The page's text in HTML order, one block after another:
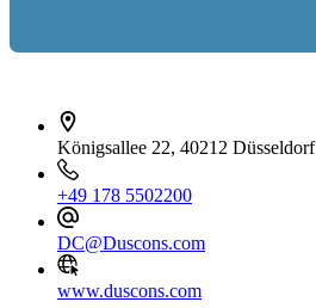
Königsallee 22, 40212 Düsseldorf
+49 178 5502200
DC@Duscons.com
www.duscons.com